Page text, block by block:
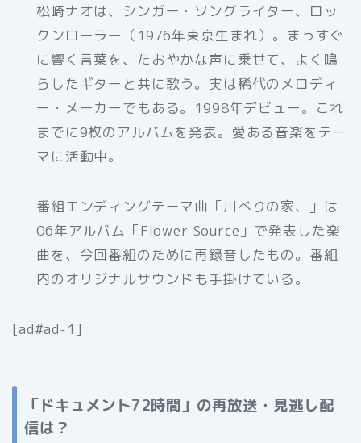
松崎ナオは、シンガー・ソングライター、ロッ
クンローラー（1976年東京生まれ）。まっすぐ
に響く言葉を、たおやかな声に乗せて、よく鳴
らしたギターと共に歌う。実は稀代のメロディ
ー・メーカーでもある。1998年デビュー。これ
までに9枚のアルバムを発表。愛ある音楽をテー
マに活動中。
番組エンディングテーマ曲「川べりの家、」は
06年アルバム「Flower Source」で発表した楽
曲を、今回番組のために再録音したもの。番組
内のオリジナルサウンドも手掛けている。
[ad#ad-1]
「ドキュメント72時間」の再放送・見逃し配
信は？